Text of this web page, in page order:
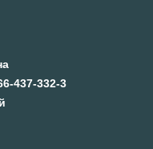
437-332-3